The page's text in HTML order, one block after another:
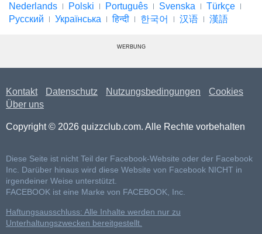
Nederlands
Polski Português Svenska
Türkçe
Русский
Українська हिन्दी 한국어 汉语 漢語
WERBUNG
Kontakt Datenschutz Nutzungsbedingungen
Cookies
Über uns
Copyright © 2026 quizzclub.com. Alle Rechte vorbehalten
Diese Seite ist nicht Teil der Facebook-Website oder der Facebook
Inc. Darüber hinaus wird diese Website von Facebook NICHT in
irgendeiner Weise unterstützt.
FACEBOOK ist eine Marke von FACEBOOK, Inc.
Haftungsausschluss: Alle Inhalte werden nur zu
Unterhaltungszwecken bereitgestellt.